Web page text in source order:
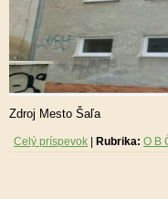
Zdroj Mesto Šaľa
Celý príspevok Rubrika: O B